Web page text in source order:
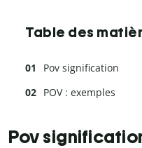
Table des
Pov signification
POV : exemples
Pov